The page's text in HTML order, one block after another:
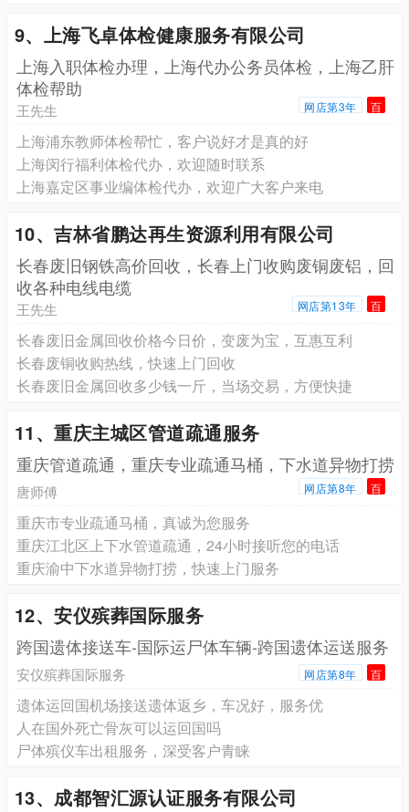
9、上海飞卓体检健康服务有限公司
上海入职体检办理，上海代办公务员体检，上海乙肝
体检帮助
王先生 网店第3年 百
上海浦东教师体检帮忙，客户说好才是真的好
上海闵行福利体检代办，欢迎随时联系
上海嘉定区事业编体检代办，欢迎广大客户来电
10、吉林省鹏达再生资源利用有限公司
长春废旧钢铁高价回收，长春上门收购废铜废铝，回
收各种电线电缆
王先生 网店第13年 百
长春废旧金属回收价格今日价，变废为宝，互惠互利
长春废铜收购热线，快速上门回收
长春废旧金属回收多少钱一斤，当场交易，方便快捷
11、重庆主城区管道疏通服务
重庆管道疏通，重庆专业疏通马桶，下水道异物打捞
唐师傅 网店第8年 百
重庆市专业疏通马桶，真诚为您服务
重庆江北区上下水管道疏通，24小时接听您的电话
重庆渝中下水道异物打捞，快速上门服务
12、安仪殡葬国际服务
跨国遗体接送车-国际运尸体车辆-跨国遗体运送服务
安仪殡葬国际服务 网店第8年 百
遗体运回国机场接送遗体返乡，车况好，服务优
人在国外死亡骨灰可以运回国吗
尸体殡仪车出租服务，深受客户青睐
13、成都智汇源认证服务有限公司